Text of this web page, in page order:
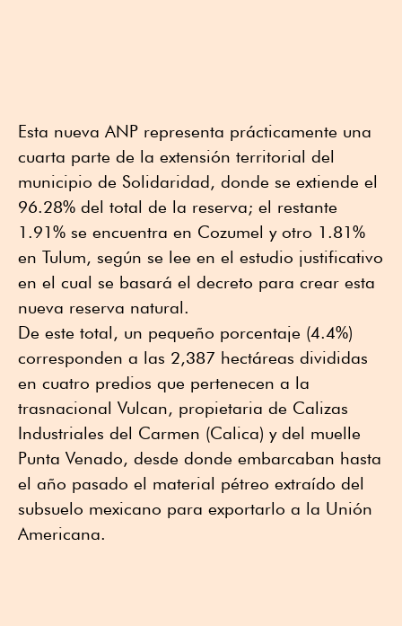
Esta nueva ANP representa prácticamente una
cuarta parte de la extensión territorial del
municipio de Solidaridad, donde se extiende el
96.28% del total de la reserva; el restante
1.91% se encuentra en Cozumel y otro 1.81%
en Tulum, según se lee en el estudio justificativo
en el cual se basará el decreto para crear esta
nueva reserva natural.
De este total, un pequeño porcentaje (4.4%)
corresponden a las 2,387 hectáreas divididas
en cuatro predios que pertenecen a la
trasnacional Vulcan, propietaria de Calizas
Industriales del Carmen (Calica) y del muelle
Punta Venado, desde donde embarcaban hasta
el año pasado el material pétreo extraído del
subsuelo mexicano para exportarlo a la Unión
Americana.